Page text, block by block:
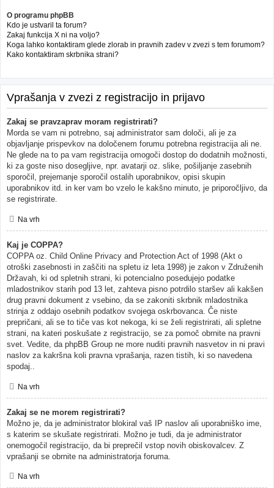
O programu phpBB
Kdo je ustvaril ta forum?
Zakaj funkcija X ni na voljo?
Koga lahko kontaktiram glede zlorab in pravnih zadev v zvezi s tem forumom?
Kako kontaktiram skrbnika strani?
Vprašanja v zvezi z registracijo in prijavo
Zakaj se pravzaprav moram registrirati?
Morda se vam ni potrebno, saj administrator sam določi, ali je za
objavljanje prispevkov na določenem forumu potrebna registracija ali ne.
Ne glede na to pa vam registracija omogoči dostop do dodatnih možnosti,
ki za goste niso dosegljive, npr. avatarji oz. slike, pošiljanje zasebnih
sporočil, prejemanje sporočil ostalih uporabnikov, opisi skupin
uporabnikov itd. in ker vam bo vzelo le kakšno minuto, je priporočljivo, da
se registrirate.
Na vrh
Kaj je COPPA?
COPPA oz. Child Online Privacy and Protection Act of 1998 (Akt o
otroški zasebnosti in zaščiti na spletu iz leta 1998) je zakon v Združenih
Državah, ki od spletnih strani, ki potencialno posedujejo podatke
mladostnikov starih pod 13 let, zahteva pisno potrdilo staršev ali kakšen
drug pravni dokument z vsebino, da se zakoniti skrbnik mladostnika
strinja z oddajo osebnih podatkov svojega oskrbovanca. Če niste
prepričani, ali se to tiče vas kot nekoga, ki se želi registrirati, ali spletne
strani, na kateri poskušate z registracijo, se za pomoč obrnite na pravni
svet. Vedite, da phpBB Group ne more nuditi pravnih nasvetov in ni pravi
naslov za kakršna koli pravna vprašanja, razen tistih, ki so navedena
spodaj..
Na vrh
Zakaj se ne morem registrirati?
Možno je, da je administrator blokiral vaš IP naslov ali uporabniško ime,
s katerim se skušate registrirati. Možno je tudi, da je administrator
onemogočil registracijo, da bi preprečil vstop novih obiskovalcev. Z
vprašanji se obrnite na administratorja foruma.
Na vrh